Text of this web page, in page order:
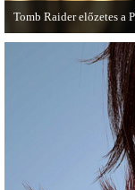
Tomb Raider előzetes a
A PC Guru friss
cikkből most egy